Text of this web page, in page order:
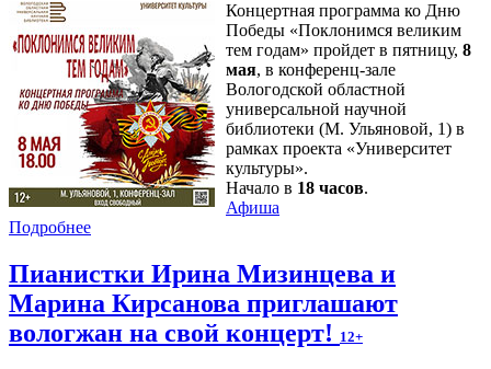
Концертная программа ко Дню
Победы «Поклонимся великим
тем годам» пройдет в пятницу, 8
мая, в конференц-зале
Вологодской областной
универсальной научной
библиотеки (М. Ульяновой, 1) в
рамках проекта «Университет
культуры».
Начало в 18 часов.
Афиша
Подробнее
Пианистки Ирина Мизинцева и
Марина Кирсанова приглашают
вологжан на свой концерт! 12+